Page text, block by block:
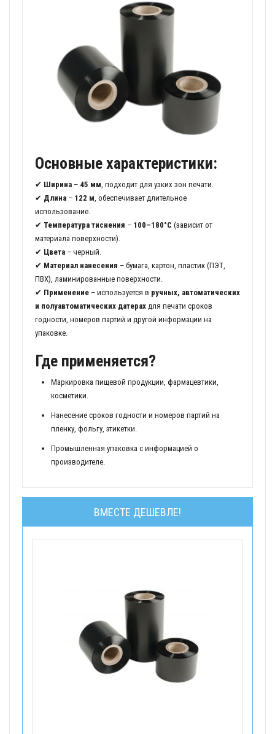
Основные характеристики:
✔ Ширина – 45 мм, подходит для узких зон печати.
✔ Длина – 122 м, обеспечивает длительное
использование.
✔ Температура тиснения – 100–180°C (зависит от
материала поверхности).
✔ Цвета – черный.
✔ Материал нанесения – бумага, картон, пластик (ПЭТ,
ПВХ), ламинированные поверхности.
✔ Применение – используется в ручных, автоматических
и полуавтоматических датерах для печати сроков
годности, номеров партий и другой информации на
упаковке.
Где применяется?
Маркировка пищевой продукции, фармацевтики,
косметики.
Нанесение сроков годности и номеров партий на
пленку, фольгу, этикетки.
Промышленная упаковка с информацией о
производителе.
ВМЕСТЕ ДЕШЕВЛЕ!